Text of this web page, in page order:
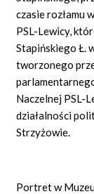
czasie rozłamu
PSL-Lewicy,
Stapińskiego Ł.
tworzonego
Naczelnej PSL-
działalności
Strzyżowie.
Portret w